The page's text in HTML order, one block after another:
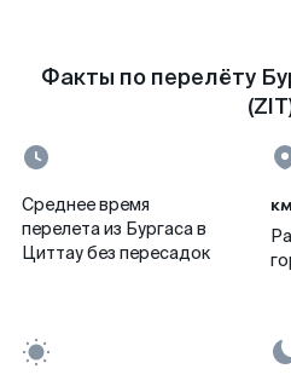
Факты по перелёту
Среднее время
перелета из Бургаса в
Циттау без пересадок
км